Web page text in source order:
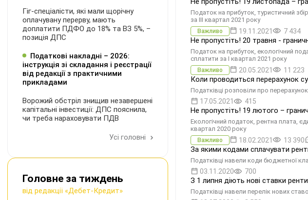
Податок на прибуток, туристичний
за ІII квартал 2021 року
Важливо 19.11.2021 7 434
Не пропустіть! 20 травня -
Податок на прибуток, екологічний
сплатити за I квартал 2021 року
Важливо 20.05.2021 11 223
Коли проводиться перерахунок
Податківці розповіли про
17.05.2021 415
Не пропустіть! 19 лютого –
Екологічний податок, рентна плата,
квартал 2020 року
Важливо 18.02.2021 13 390
За якими кодами сплачувати
Податківці навели коди бюджетної
03.11.2020 700
З 1 липня діють нові ставки ренти
Податківці навели перелік нових
Гіг-спеціалісти, які мали щорічну
оплачувану перерву, мають
доплатити ПДФО до 18% та ВЗ 5%, –
позиція ДПС
Податкові накладні – 2026:
інструкція зі складання і реєстрації
від редакції з практичними
прикладами
Ворожий обстріл знищив незавершені
капітальні інвестиції: ДПС пояснила,
чи треба нараховувати ПДВ
Усі головні
Головне за тиждень
від редакції «Дебет-Кредит»